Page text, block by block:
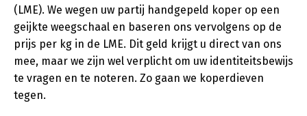
(LME). We wegen uw partij handgepeld koper op een
geijkte weegschaal en baseren ons vervolgens op de
prijs per kg in de LME. Dit geld krijgt u direct van ons
mee, maar we zijn wel verplicht om uw identiteitsbewijs
te vragen en te noteren. Zo gaan we koperdieven
tegen.